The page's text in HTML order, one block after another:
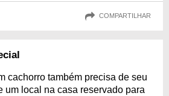
COMPARTILHAR
cachorro também precisa de seu
um local na casa reservado para